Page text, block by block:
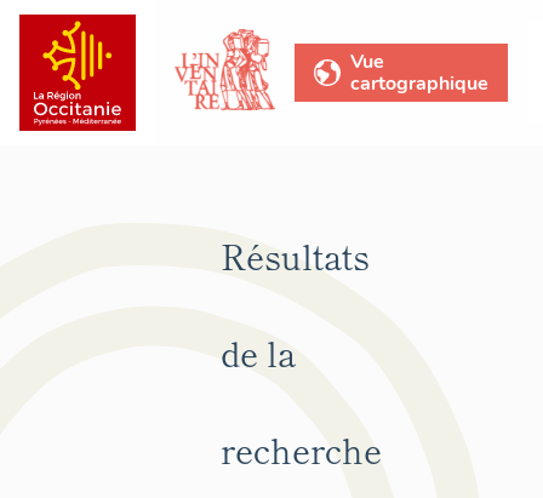
Vue
cartographique
Résultats
de la
recherche